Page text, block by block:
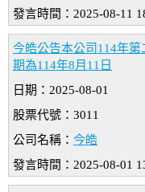
發言時間：2025-08-11
今皓公告本公司114年
期為114年8月11日
日期：2025-08-01
股票代號：3011
公司名稱： 今皓
發言時間：2025-08-01